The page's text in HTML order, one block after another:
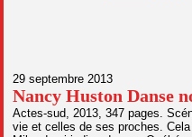
29 septembre 2013
Nancy Huston Danse
Actes-sud, 2013, 347 pages.
vie et celles de ses proches.